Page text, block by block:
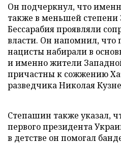
Он подчеркнул, что
также в меньшей степени
Бессарабия проявляли
власти. Он напомнил, что
нацисты набирали в
и именно жители
причастны к сожжению
разведчика Николая
Степашин также указал,
первого президента
в детстве он помогал